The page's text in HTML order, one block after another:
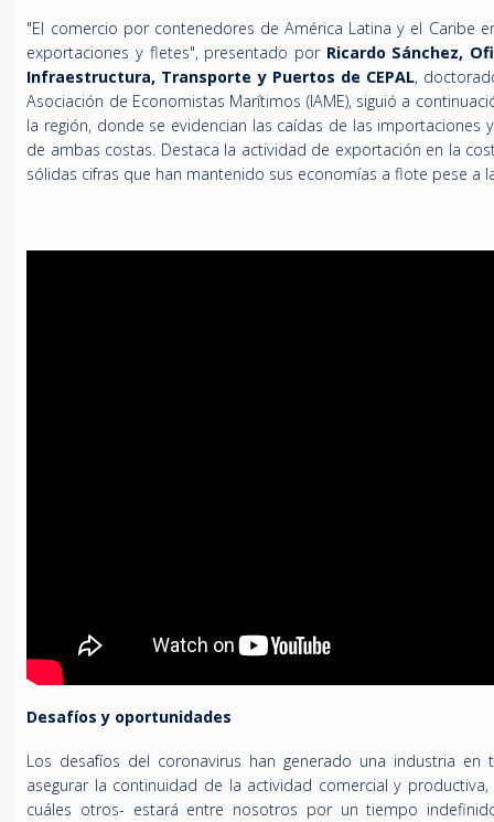
"El comercio por contenedores de América Latina y el Caribe
exportaciones y fletes", presentado por Ricardo Sánchez,
Infraestructura, Transporte y Puertos de CEPAL,
Asociación de Economistas Marítimos (IAME), siguió a
la región, donde se evidencian las caídas de las
de ambas costas. Destaca la actividad de exportación en la
sólidas cifras que han mantenido sus economías a flote pese a
Desafíos y oportunidades
Los desafíos del coronavirus han generado una industria
asegurar la continuidad de la actividad comercial y
cuáles otros- estará entre nosotros por un tiempo